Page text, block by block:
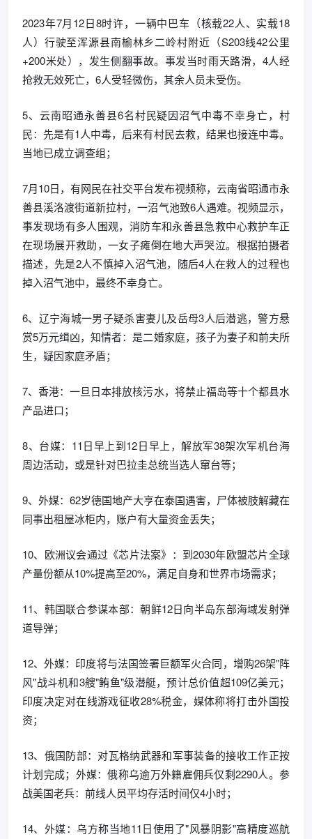
2023年7月12日8时许，一辆中巴车（核载22人、实载18
人）行驶至浑源县南榆林乡二岭村附近（S203线42公里
+200米处），发生侧翻事故。事发当时雨天路滑，4人经
抢救无效死亡，6人受轻微伤，其余人员未受伤。
5、云南昭通永善县6名村民疑因沼气中毒不幸身亡，村
民：先是有1人中毒，后来有村民去救，结果也接连中毒。
当地已成立调查组；
7月10日，有网民在社交平台发布视频称，云南省昭通市永
善县溪洛渡街道新拉村，一沼气池致6人遇难。视频显示，
事发现场有多人围观，消防车和永善县急救中心救护车正
在现场展开救助，一女子瘫倒在地大声哭泣。根据拍摄者
描述，先是2人不慎掉入沼气池，随后4人在救人的过程也
掉入沼气池中，最终不幸身亡。
6、辽宁海城一男子疑杀害妻儿及岳母3人后潜逃，警方悬
赏5万元缉凶，知情者：是二婚家庭，孩子为妻子和前夫所
生，疑因家庭矛盾；
7、香港：一旦日本排放核污水，将禁止福岛等十个都县水
产品进口；
8、台媒：11日早上到12日早上，解放军38架次军机台海
周边活动，或是针对巴拉圭总统当选人窜台等；
9、外媒：62岁德国地产大亨在泰国遇害，尸体被肢解藏在
同事出租屋冰柜内，账户有大量资金丢失；
10、欧洲议会通过《芯片法案》：到2030年欧盟芯片全球
产量份额从10%提高至20%，满足自身和世界市场需求；
11、韩国联合参谋本部：朝鲜12日向半岛东部海域发射弹
道导弹；
12、外媒：印度将与法国签署巨额军火合同，增购26架"阵
风"战斗机和3艘"鲔鱼"级潜艇，预计总价值超109亿美元；
印度决定对在线游戏征收28%税金，媒体称将打击外国投
资；
13、俄国防部：对瓦格纳武器和军事装备的接收工作正按
计划完成；外媒：俄称乌逾万外籍雇佣兵仅剩2290人。参
战美国老兵：前线人员平均存活时间仅4小时；
14、外媒：乌方称当地11日使用了"风暴阴影"高精度巡航